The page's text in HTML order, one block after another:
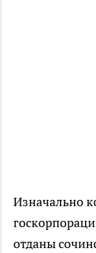
Изначально
отданы